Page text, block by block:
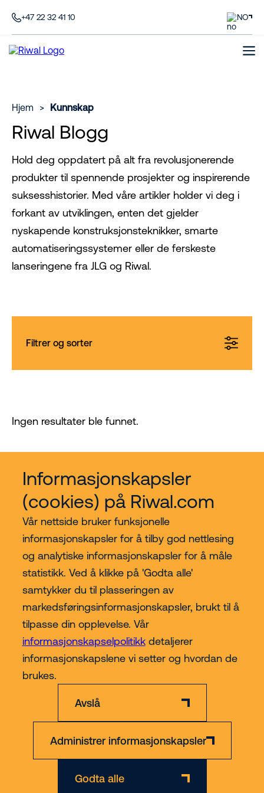
Informasjonskapsler
(cookies) på Riwal.com
Vår nettside bruker funksjonelle
informasjonskapsler for å tilby god nettlesing
og analytiske informasjonskapsler for å måle
statistikk. Ved å klikke på 'Godta alle'
samtykker du til plasseringen av
markedsføringsinformasjonskapsler, brukt til å
tilpasse din opplevelse. Vår
informasjonskapselpolitikkdetaljerer
informasjonskapslene vi setter og hvordan de
brukes.
Avslå
Administrer informasjonskapsler
Godta alle
+47 22 32 41 10 NO
Hjem > Kunnskap
Riwal Blogg
Hold deg oppdatert på alt fra revolusjonerende
produkter til spennende prosjekter og inspirerende
suksesshistorier. Med våre artikler holder vi deg i
forkant av utviklingen, enten det gjelder
nyskapende konstruksjonsteknikker, smarte
automatiseringssystemer eller de ferskeste
lanseringene fra JLG og Riwal.
Filtrer og sorter
Ingen resultater ble funnet.
Kjøp hos Riwal Norge
Contact
Mer
© 2026 Riwal - All rights reserved